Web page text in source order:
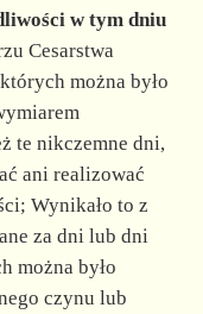
w tym dniu
Cesarstwa
można było
te nikczemne dni,
ani realizować
Wynikało to z
za dni lub dni
można było
czynu lub